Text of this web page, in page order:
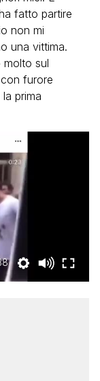
fatto partire
non mi
una vittima.
molto sul
furore
prima